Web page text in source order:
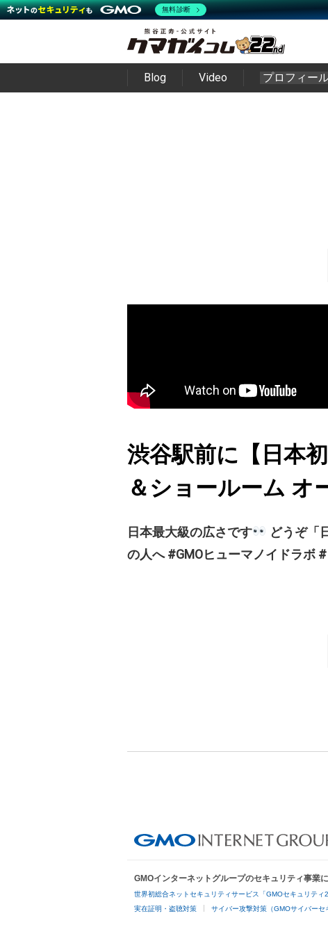
Blog Video プロフィー
渋谷駅前に【日本
＆ショールーム オ
日本最大級の広さです どうぞ「
の人へ #GMOヒューマノイドラボ
GMOインターネットグループのセキュリティ事業
世界初総合ネットセキュリティサービス「GMOセキュリティ
実在証明・盗聴対策 サイバー攻撃対策（GMOサイバーセ
無料診断